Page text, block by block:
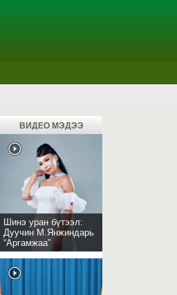
ВИДЕО МЭДЭЭ
Шинэ уран бүтээл:
Дуучин М.Янжиндарь
“Аргамжаа”